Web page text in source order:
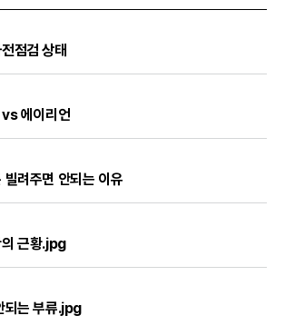
점검 상태
에이리언
려주면 안되는 이유
의 근황.jpg
되는 부류.jpg